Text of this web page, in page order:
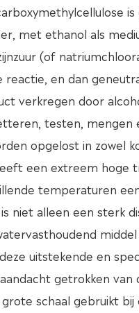
met ethanol als
(of
en dan
verkregen door
testen, mengen
opgelost in zowel
een extreem hoge
temperaturen
niet alleen een sterk
uitstekende en
getrokken van
schaal gebruikt bij